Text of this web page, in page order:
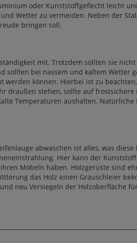
oder Kunststoffgeflecht leicht
Wetter zu vermeiden. Neben der
bringen soll.
mit. Trotzdem sollten sie
sollten bei nassem und kaltem Wetter
werden können. Hierbei ist zu
draußen stehen, sollte auf
Temperaturen aushalten.
abwaschen ist alles, was diese
Hier kann der
Möbeln haben. Holzgerüste sind
das Holz einen Grauschleier
neu Versiegeln der Holzoberfläche